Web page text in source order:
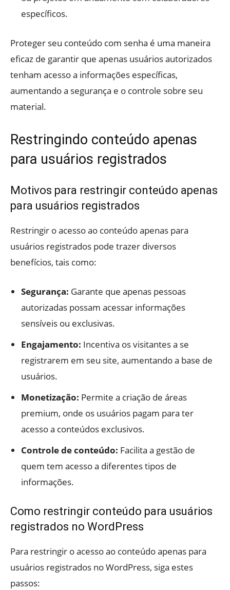
específicos.
Proteger seu conteúdo com senha é uma maneira
eficaz de garantir que apenas usuários autorizados
tenham acesso a informações específicas,
aumentando a segurança e o controle sobre seu
material.
Restringindo conteúdo apenas
para usuários registrados
Motivos para restringir conteúdo apenas
para usuários registrados
Restringir o acesso ao conteúdo apenas para
usuários registrados pode trazer diversos
benefícios, tais como:
Segurança: Garante que apenas pessoas
autorizadas possam acessar informações
sensíveis ou exclusivas.
Engajamento: Incentiva os visitantes a se
registrarem em seu site, aumentando a base de
usuários.
Monetização: Permite a criação de áreas
premium, onde os usuários pagam para ter
acesso a conteúdos exclusivos.
Controle de conteúdo: Facilita a gestão de
quem tem acesso a diferentes tipos de
informações.
Como restringir conteúdo para usuários
registrados no WordPress
Para restringir o acesso ao conteúdo apenas para
usuários registrados no WordPress, siga estes
passos: